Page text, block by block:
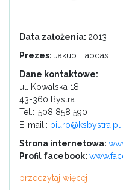
Data założenia: 2013
Prezes: Jakub Habdas
Dane kontaktowe:
ul. Kowalska 18
43-360 Bystra
Tel.: 508 858 590
E-mail.: biuro@ksbystra.pl
Strona internetowa:
Profil facebook:
przeczytaj więcej